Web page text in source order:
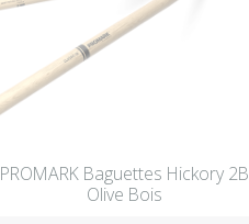
PROMARK Baguettes Hickory 2B
Olive Bois